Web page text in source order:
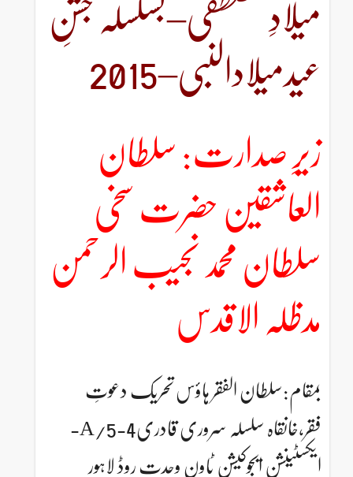
میلادِمصطفٰی–بسلسلہ جشنِ
عیدمیلادالنبی–2015
زیرِ صدارت: سلطان
العاشقین حضرت سخی
سلطان محمد نجیب الرحمن
مدظلہ الاقدس
بمقام:سلطان الفقر ہاؤس تحریک دعوتِ
فقر،خانقاہ سلسلہ سروری قادری4-5/A-
ایکسٹینشن ایجوکیشن ٹاون وحدت روڈ لاہور